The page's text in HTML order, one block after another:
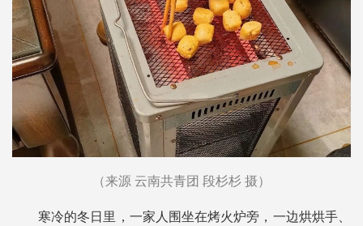
（来源 云南共青团 段杉杉 摄）
寒冷的冬日里，一家人围坐在烤火炉旁，一边烘烘手、